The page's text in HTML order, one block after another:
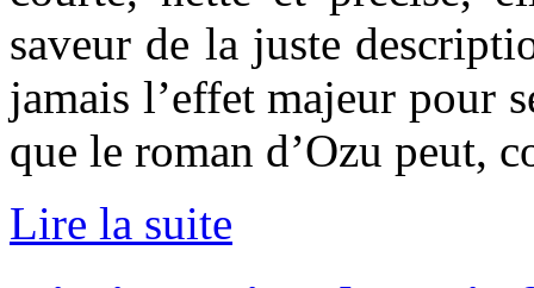
saveur de la juste
jamais l’effet majeur pour
que le roman d’Ozu peut,
Lire la suite